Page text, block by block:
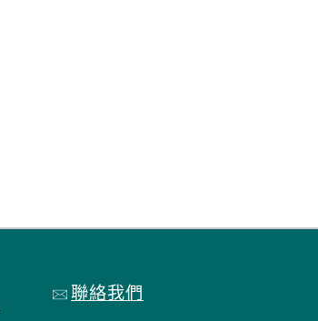
聯絡我們